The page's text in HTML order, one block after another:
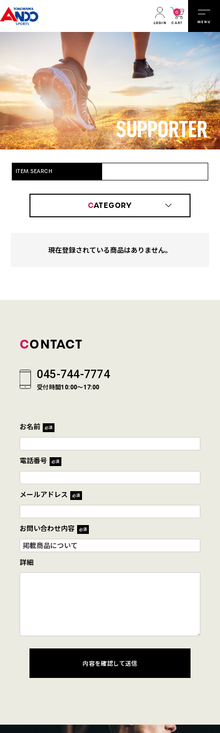
LOGIN CART
0
MENU
ITEM SEARCH
CATEGORY
現在登録されている商品はありません。
CONTACT
045-744-7774
受付時間10:00～17:00
お名前 必須
電話番号 必須
メールアドレス 必須
お問い合わせ内容 必須
詳細